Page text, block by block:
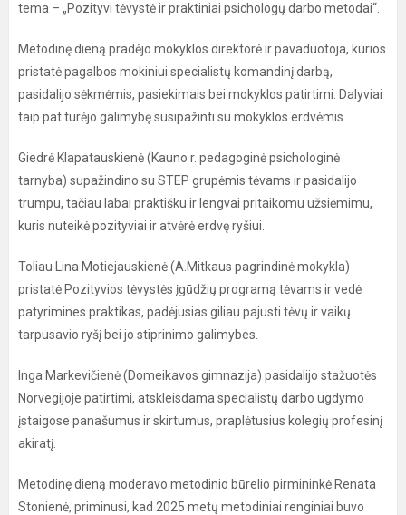
tema – „Pozityvi tėvystė ir praktiniai psichologų darbo metodai“.
Metodinę dieną pradėjo mokyklos direktorė ir pavaduotoja, kurios
pristatė pagalbos mokiniui specialistų komandinį darbą,
pasidalijo sėkmėmis, pasiekimais bei mokyklos patirtimi. Dalyviai
taip pat turėjo galimybę susipažinti su mokyklos erdvėmis.
Giedrė Klapatauskienė (Kauno r. pedagoginė psichologinė
tarnyba) supažindino su STEP grupėmis tėvams ir pasidalijo
trumpu, tačiau labai praktišku ir lengvai pritaikomu užsiėmimu,
kuris nuteikė pozityviai ir atvėrė erdvę ryšiui.
Toliau Lina Motiejauskienė (A.Mitkaus pagrindinė mokykla)
pristatė Pozityvios tėvystės įgūdžių programą tėvams ir vedė
patyrimines praktikas, padėjusias giliau pajusti tėvų ir vaikų
tarpusavio ryšį bei jo stiprinimo galimybes.
Inga Markevičienė (Domeikavos gimnazija) pasidalijo stažuotės
Norvegijoje patirtimi, atskleisdama specialistų darbo ugdymo
įstaigose panašumus ir skirtumus, praplėtusius kolegių profesinį
akiratį.
Metodinę dieną moderavo metodinio būrelio pirmininkė Renata
Stonienė, priminusi, kad 2025 metų metodiniai renginiai buvo